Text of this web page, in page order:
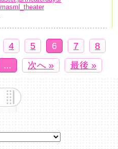
4 5 6 7
8
... 次へ » 最後 »